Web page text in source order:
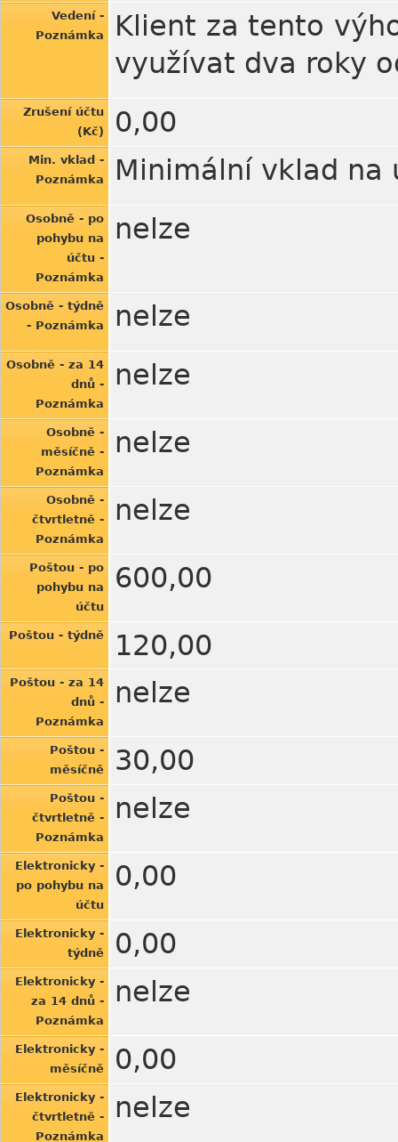
Vedení -
Poznámka
Klient za tento
využívat dva roky
Zrušení účtu
(Kč)
0,00
Min. vklad -
Poznámka
Minimální vklad na
Osobně - po
pohybu na
účtu -
Poznámka
nelze
Osobně - týdně
- Poznámka
nelze
Osobně - za 14
dnů -
Poznámka
nelze
Osobně -
měsíčně -
Poznámka
nelze
Osobně -
čtvrtletně -
Poznámka
nelze
Poštou - po
pohybu na
účtu
600,00
Poštou - týdně 120,00
Poštou - za 14
dnů -
Poznámka
nelze
Poštou -
měsíčně
30,00
Poštou -
čtvrtletně -
Poznámka
nelze
Elektronicky -
po pohybu na
účtu
0,00
Elektronicky -
týdně
0,00
Elektronicky -
za 14 dnů -
Poznámka
nelze
Elektronicky -
měsíčně
0,00
Elektronicky -
čtvrtletně -
Poznámka
nelze